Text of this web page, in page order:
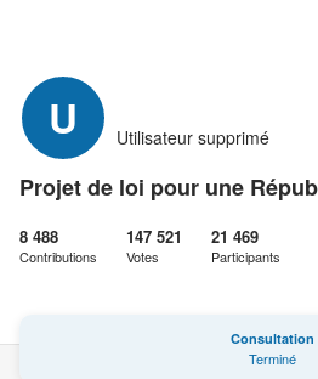
U Utilisateur supprimé
Projet de loi pour une
8 488
Contributions
147 521
Votes
21 469
Participants
Consultation
Terminé